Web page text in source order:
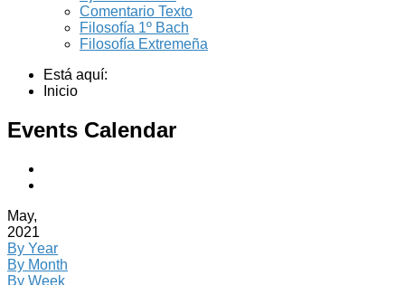
Comentario Texto
Filosofía 1º Bach
Filosofía Extremeña
Está aquí:
Inicio
Events Calendar
May,
2021
By Year
By Month
By Week